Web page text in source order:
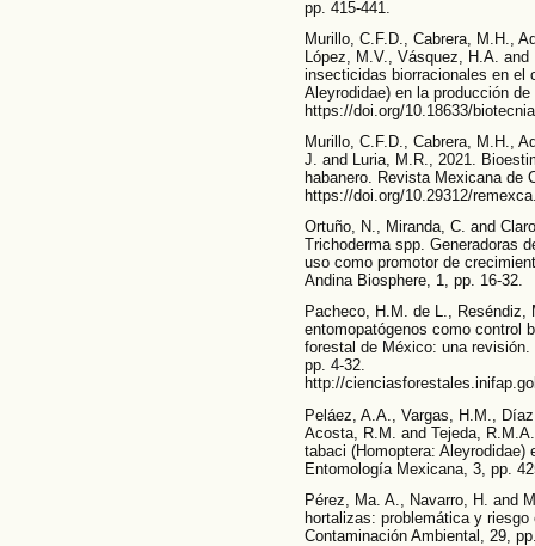
pp. 415-441.
Murillo, C.F.D., Cabrera, M.H.,
López, M.V., Vásquez, H.A.
insecticidas biorracionales en el
Aleyrodidae) en la producción
https://doi.org/10.18633/
Murillo, C.F.D., Cabrera, M.H.,
J. and Luria, M.R., 2021.
habanero. Revista Mexicana de
https://doi.org/10.29312/
Ortuño, N., Miranda, C. and
Trichoderma spp. Generadoras
uso como promotor de
Andina Biosphere, 1, pp. 16-32.
Pacheco, H.M. de L., Reséndiz,
entomopatógenos como control
forestal de México: una
pp. 4-32.
http://
Peláez, A.A., Vargas, H.M.,
Acosta, R.M. and Tejeda,
tabaci (Homoptera:
Entomología Mexicana, 3, pp.
Pérez, Ma. A., Navarro, H. and
hortalizas: problemática y
Contaminación Ambiental, 29,